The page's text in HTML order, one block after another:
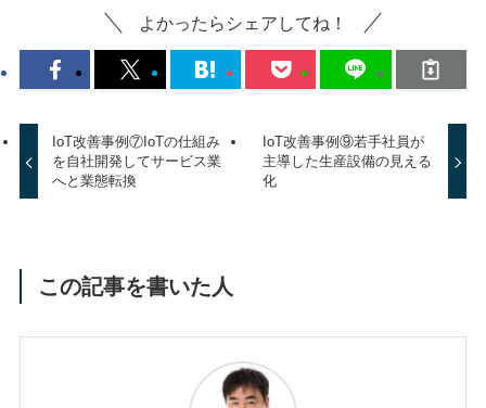
よかったらシェアしてね！
IoT改善事例⑦IoTの仕組み
を自社開発してサービス業
へと業態転換
IoT改善事例⑨若手社員が
主導した生産設備の見える
化
この記事を書いた人